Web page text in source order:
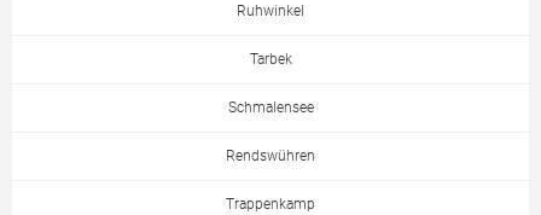
Ruhwinkel
Tarbek
Schmalensee
Rendswühren
Trappenkamp